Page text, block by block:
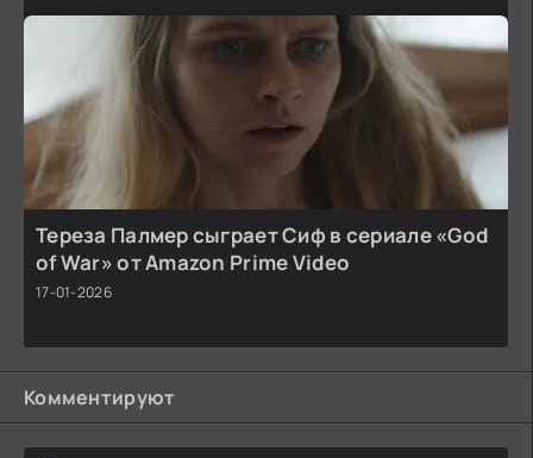
Тереза Палмер сыграет Сиф в сериале «God
of War» от Amazon Prime Video
17-01-2026
Комментируют